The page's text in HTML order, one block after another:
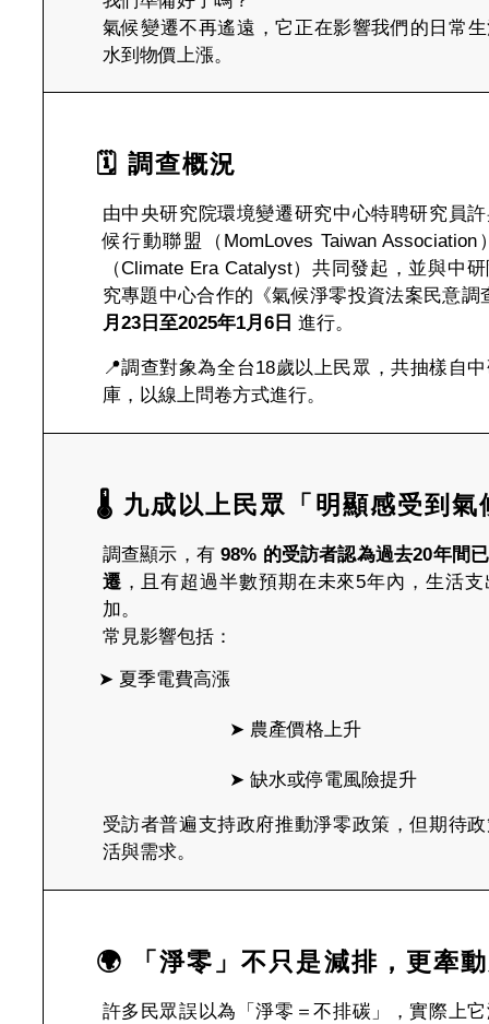
氣候變遷不再遙遠，它正在影響我們的日常
水到物價上漲。
🗓 調查概況
由中央研究院環境變遷研究中心特聘研究員
候行動聯盟（MomLoves Taiwan
（Climate Era Catalyst）共同發起，並與中
究專題中心合作的《氣候淨零投資法案民意
月23日至2025年1月6日 進行。
📍調查對象為全台18歲以上民眾，共抽樣自
庫，以線上問卷方式進行。
🌡 九成以上民眾「明顯感受到氣
調查顯示，有98% 的受訪者認為過去20年間
遷 ，且有超過半數預期在未來5年內，生活
加。
常見影響包括：
➤ 夏季電費高漲
			➤
農產價格上升
			➤
缺水或停電風險提升
受訪者普遍支持政府推動淨零政策，但期待
活與需求。
🌍 「淨零」不只是減排，更牽
許多民眾誤以為「淨零＝不排碳」，實際上